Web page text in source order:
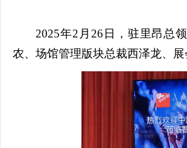
2025年2月26日，驻里昂总
农、场馆管理版块总裁西泽龙、